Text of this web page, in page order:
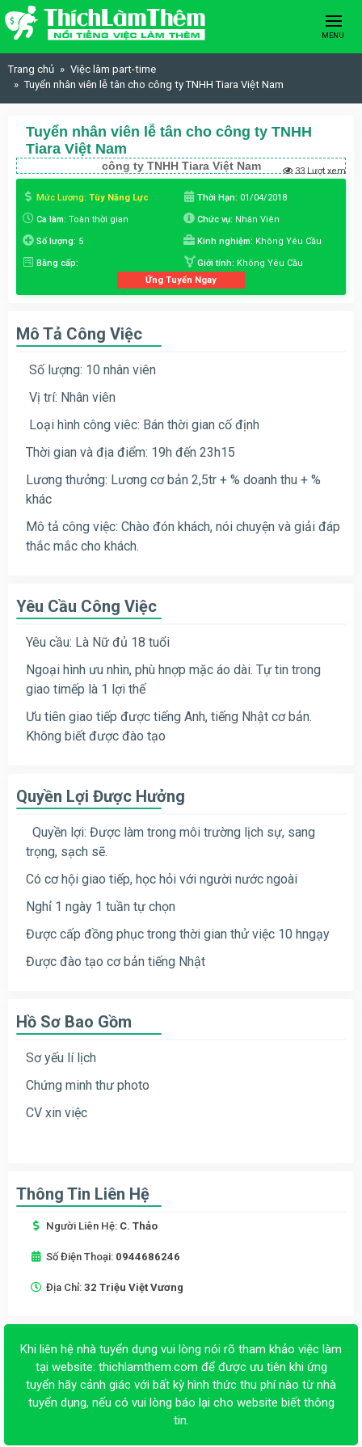
Skip to content
MENU
Trang chủ
Việc làm part-time
Tuyển nhân viên lễ tân cho công ty TNHH Tiara Việt Nam
Tuyển nhân viên lễ tân cho công ty TNHH
Tiara Việt Nam
công ty TNHH Tiara Việt Nam 33 Lượt xem
Mức Lương: Tùy Năng Lực Thời Hạn: 01/04/2018
Ca làm: Toàn thời gian Chức vụ: Nhân Viên
Số lượng: 5 Kinh nghiệm: Không Yêu Cầu
Bằng cấp: Giới tính: Không Yêu Cầu
Ứng Tuyển Ngay
Mô Tả Công Việc
Số lượng: 10 nhân viên
Vị trí: Nhân viên
Loại hình công viêc: Bán thời gian cố định
Thời gian và địa điểm: 19h đến 23h15
Lương thưởng: Lương cơ bản 2,5tr + % doanh thu + %
khác
Mô tả công việc: Chào đón khách, nói chuyện và giải đáp
thắc mắc cho khách.
Yêu Cầu Công Việc
Yêu cầu: Là Nữ đủ 18 tuổi
Ngoại hình ưu nhìn, phù hnợp mặc áo dài. Tự tin trong
giao timếp là 1 lợi thế
Ưu tiên giao tiếp được tiếng Anh, tiếng Nhật cơ bản.
Không biết được đào tạo
Quyền Lợi Được Hưởng
Quyền lợi: Được làm trong môi trường lịch sự, sang
trọng, sạch sẽ.
Có cơ hội giao tiếp, học hỏi với người nước ngoài
Nghỉ 1 ngày 1 tuần tự chọn
Được cấp đồng phục trong thời gian thử việc 10 hngạy
Được đào tạo cơ bản tiếng Nhật
Hồ Sơ Bao Gồm
Sơ yếu lí lịch
Chứng minh thư photo
CV xin việc
Thông Tin Liên Hệ
Người Liên Hệ: C. Thảo
Số Điện Thoại: 0944686246
Địa Chỉ: 32 Triệu Việt Vương
Khi liên hệ nhà tuyển dụng vui lòng nói rõ tham khảo việc làm
tại website: thichlamthem.com để được ưu tiên khi ứng
tuyển hãy cảnh giác với bất kỳ hình thức thu phí nào từ nhà
tuyển dụng, nếu có vui lòng báo lại cho website biết thông
tin.